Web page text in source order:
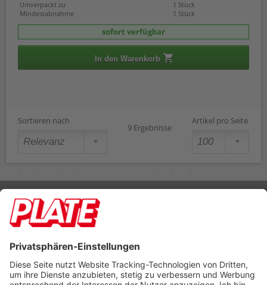
Umverpackt zu
1 Stück
Mindestabnahme
1 Stück
sofort verfügbar
In den Warenkorb
Sortieren nach
9 Ergebnisse
Artikel pro Seite
Rufen Sie uns an 04298 401-0
Lieferbedingungen Impressum
Footer anzeigen
PLATE Büromaterial Vertriebs GmbH